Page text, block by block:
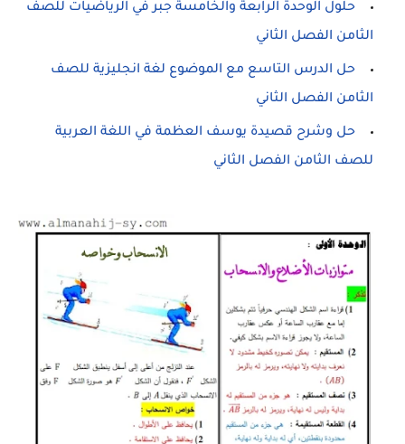
حلول الوحدة الرابعة والخامسة جبر في الرياضيات للصف
الثامن الفصل الثاني
حل الدرس التاسع مع الموضوع لغة انجليزية للصف
الثامن الفصل الثاني
حل وشرح قصيدة يوسف العظمة في اللغة العربية
للصف الثامن الفصل الثاني